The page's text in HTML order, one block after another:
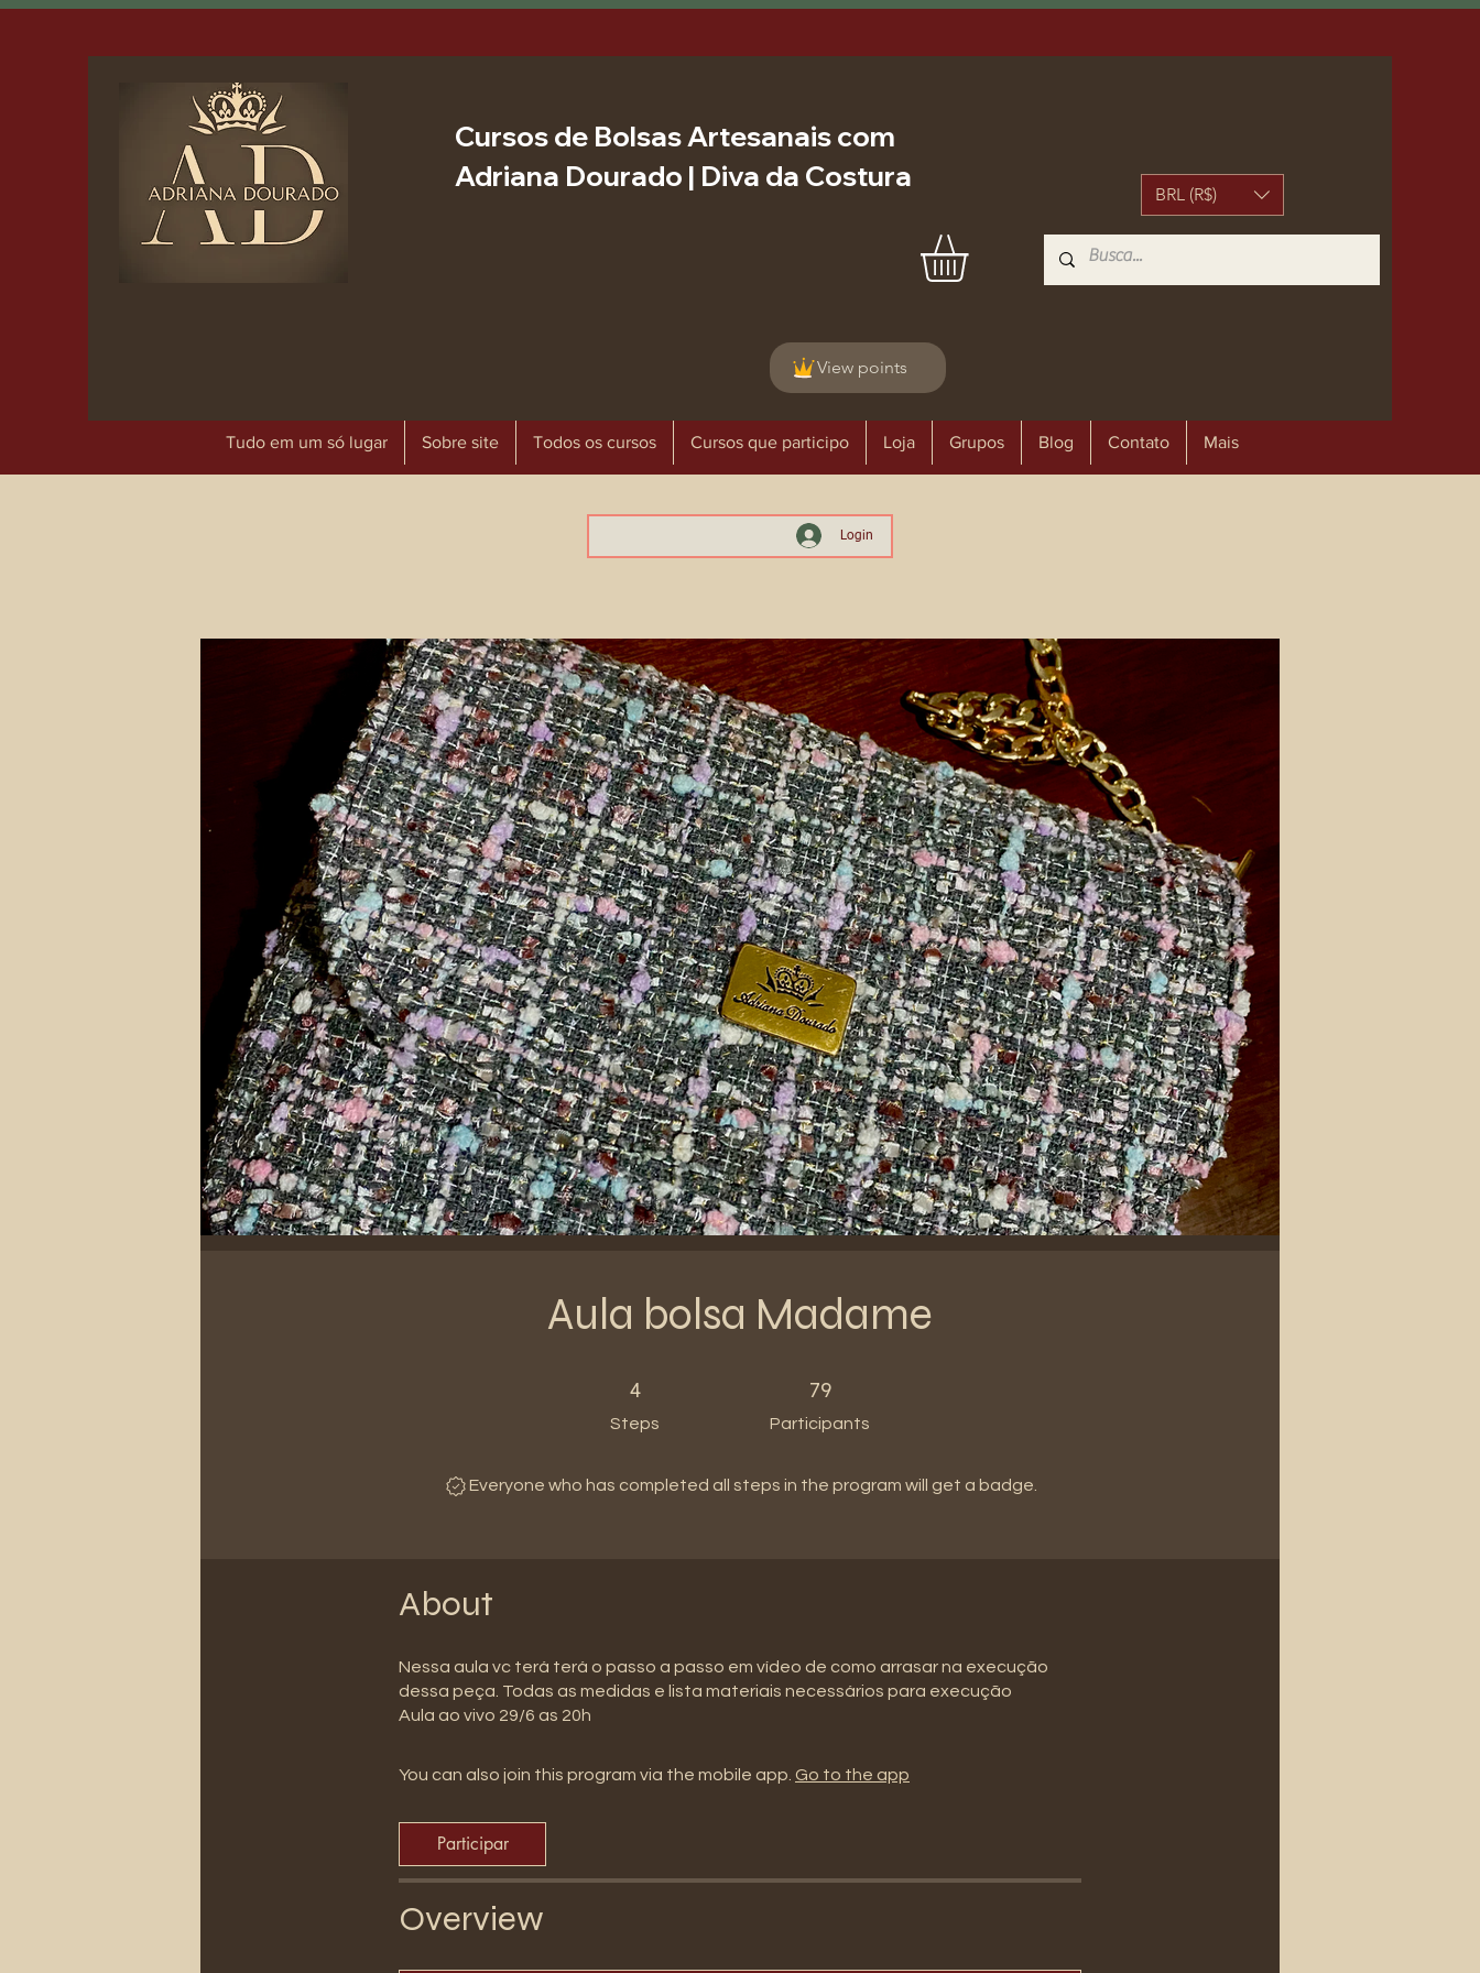
Cursos de Bolsas Artesanais com
Adriana Dourado | Diva da Costura
BRL (R$)
View points
Tudo em um só lugar Sobre site Todos os cursos Cursos que participo Loja Grupos Blog Contato Mais
Login
Aula bolsa Madame
4
Steps
79
Participants
Everyone who has completed all steps in the program will get a badge.
About
Nessa aula vc terá terá o passo a passo em vídeo de como arrasar na execução
dessa peça. Todas as medidas e lista materiais necessários para execução
Aula ao vivo 29/6 as 20h
You can also join this program via the mobile app. Go to the app
Participar
Overview